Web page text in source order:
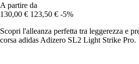
A partire da
130,00 € 123,50 € -5%
Scopri l'alleanza perfetta tra leggerezza e
corsa adidas Adizero SL2 Light Strike Pro.